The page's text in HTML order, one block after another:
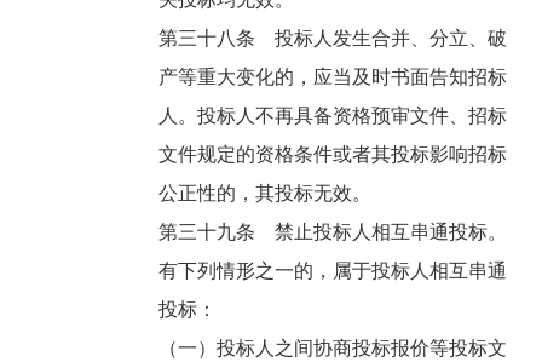
第三十八条 投标人发生合并、分立、破
产等重大变化的，应当及时书面告知招标
人。投标人不再具备资格预审文件、招标
文件规定的资格条件或者其投标影响招标
公正性的，其投标无效。
第三十九条 禁止投标人相互串通投标。
有下列情形之一的，属于投标人相互串通
投标：
（一）投标人之间协商投标报价等投标文